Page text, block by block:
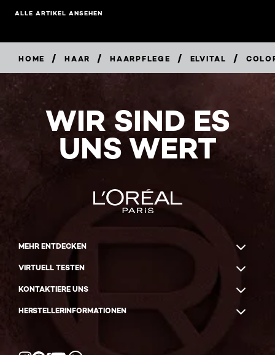
ALLE ARTIKEL ANSEHEN
HOME / HAAR / HAARPFLEGE / ELVITAL /
WIR SIND ES
UNS WERT
MEHR ENTDECKEN
VIRTUELL TESTEN
KONTAKTIERE UNS
HERSTELLERINFORMATIONEN